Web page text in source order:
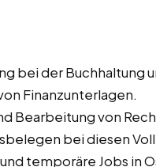
bei der Buchhaltung
Finanzunterlagen.
Bearbeitung von
bei diesen
temporäre Jobs in